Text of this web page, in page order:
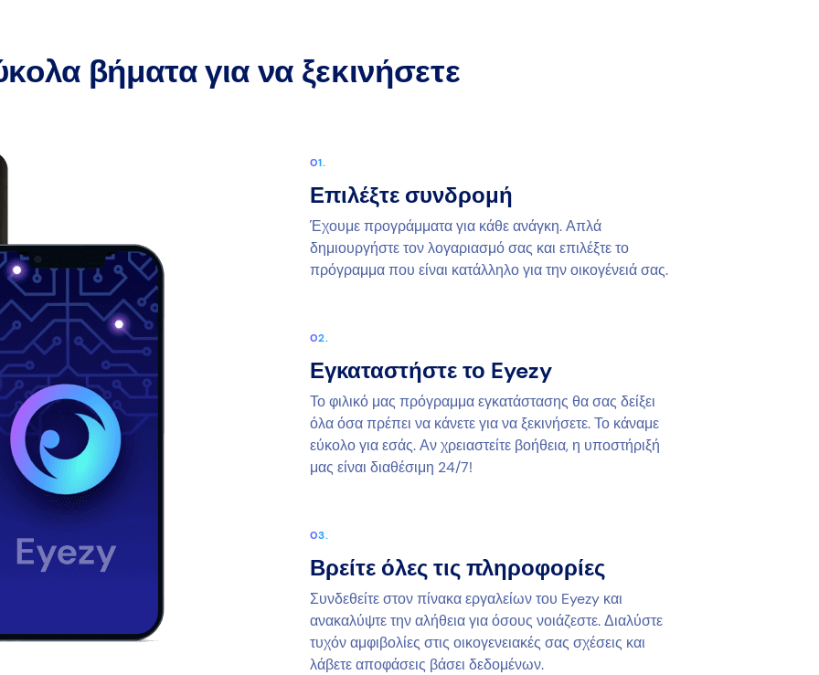
βήματα για να ξεκινήσετε
Επιλέξτε συνδρομή
Έχουμε προγράμματα για κάθε ανάγκη. Απλά
δημιουργήστε τον λογαριασμό σας και επιλέξτε το
πρόγραμμα που είναι κατάλληλο για την οικογένειά σας.
Εγκαταστήστε το Eyezy
Το φιλικό μας πρόγραμμα εγκατάστασης θα σας δείξει
όλα όσα πρέπει να κάνετε για να ξεκινήσετε. Το κάναμε
εύκολο για εσάς. Αν χρειαστείτε βοήθεια, η υποστήριξή
μας είναι διαθέσιμη 24/7!
Βρείτε όλες τις πληροφορίες
Συνδεθείτε στον πίνακα εργαλείων του Eyezy και
ανακαλύψτε την αλήθεια για όσους νοιάζεστε. Διαλύστε
τυχόν αμφιβολίες στις οικογενειακές σας σχέσεις και
λάβετε αποφάσεις βάσει δεδομένων.